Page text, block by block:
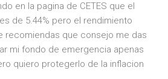
en la pagina de CETES que el
de 5.44% pero el rendimiento
recomiendas que consejo me das
mi fondo de emergencia apenas
quiero protegerlo de la inflacion